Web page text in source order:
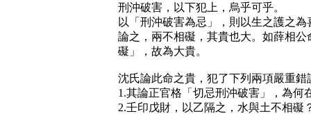
刑沖破害，以下犯上，烏乎可乎。
以「刑沖破害為忌」，則以生之護之
論之，兩不相礙，其貴也大。如薛相
礙」，故為大貴。
沈氏論此命之貴，犯了下列兩項嚴重錯
1.其論正官格「切忌刑沖破害」，為何
2.壬印戊財，以乙隔之，水與土不相礙